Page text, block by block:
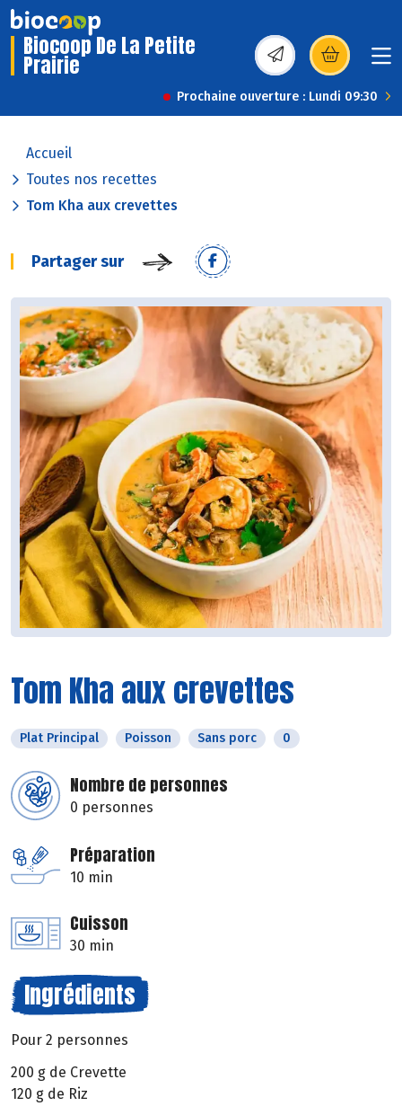
Biocoop De La Petite
Prairie (s’ouvre dans une
Prochaine ouverture : Lundi 09:30
Accueil
Toutes nos recettes
Tom Kha aux crevettes
Partager sur
Tom Kha aux crevettes
Plat Principal Poisson Sans porc 0
Nombre de personnes
0 personnes
Préparation
10 min
Cuisson
30 min
Ingrédients
Pour 2 personnes
200 g de Crevette
120 g de Riz